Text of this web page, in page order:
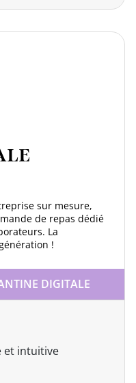
sur mesure,
de repas dédié
La
!
DIGITALE
et intuitive